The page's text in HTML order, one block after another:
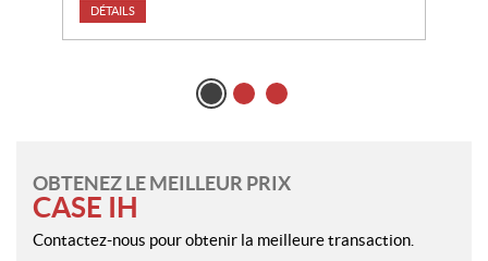
DÉTAILS
OBTENEZ LE MEILLEUR PRIX
CASE IH
Contactez-nous pour obtenir la meilleure transaction.